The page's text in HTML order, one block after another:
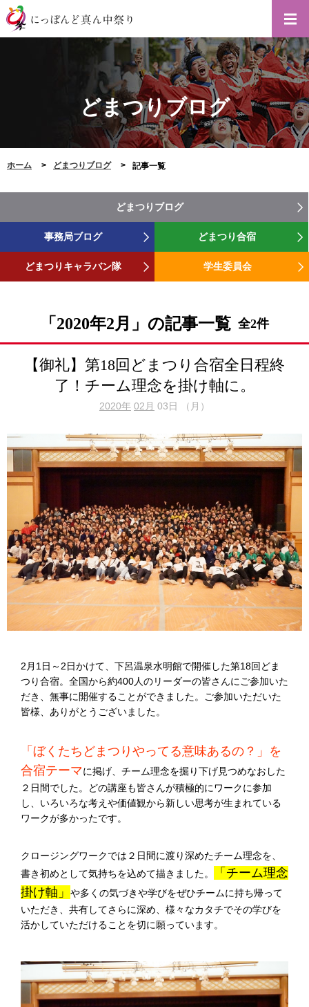
どまつりブログ
ホーム どまつりブログ 記事一覧
どまつりブログ
事務局ブログ どまつり合宿
どまつりキャラバン隊 学生委員会
「2020年2月」の記事一覧 全2件
【御礼】第18回どまつり合宿全日程終
了！チーム理念を掛け軸に。
2020年 02月 03日 （月）
2月1日～2日かけて、下呂温泉水明館で開催した第18回どま
つり合宿。全国から約400人のリーダーの皆さんにご参加いた
だき、無事に開催することができました。ご参加いただいた
皆様、ありがとうございました。
「ぼくたちどまつりやってる意味あるの？」を
合宿テーマに掲げ、チーム理念を掘り下げ見つめなおした
２日間でした。どの講座も皆さんが積極的にワークに参加
し、いろいろな考えや価値観から新しい思考が生まれている
ワークが多かったです。
クロージングワークでは２日間に渡り深めたチーム理念を、
書き初めとして気持ちを込めて描きました。
「チーム理念
掛け軸」
や多くの気づきや学びをぜひチームに持ち帰って
いただき、共有してさらに深め、様々なカタチでその学びを
活かしていただけることを切に願っています。